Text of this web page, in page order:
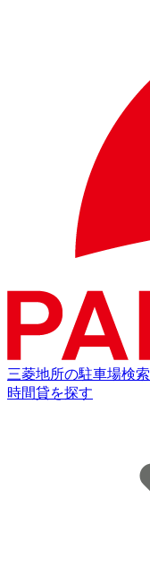
三菱地所の駐車場検索
時間貸を探す